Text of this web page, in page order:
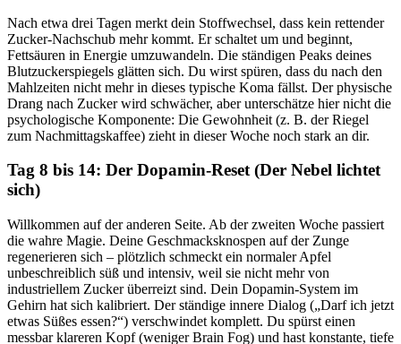
Nach etwa drei Tagen merkt dein Stoffwechsel, dass kein rettender
Zucker-Nachschub mehr kommt. Er schaltet um und beginnt,
Fettsäuren in Energie umzuwandeln. Die ständigen Peaks deines
Blutzuckerspiegels glätten sich. Du wirst spüren, dass du nach den
Mahlzeiten nicht mehr in dieses typische Koma fällst. Der physische
Drang nach Zucker wird schwächer, aber unterschätze hier nicht die
psychologische Komponente: Die Gewohnheit (z. B. der Riegel
zum Nachmittagskaffee) zieht in dieser Woche noch stark an dir.
Tag 8 bis 14: Der Dopamin-Reset (Der Nebel lichtet
sich)
Willkommen auf der anderen Seite. Ab der zweiten Woche passiert
die wahre Magie. Deine Geschmacksknospen auf der Zunge
regenerieren sich – plötzlich schmeckt ein normaler Apfel
unbeschreiblich süß und intensiv, weil sie nicht mehr von
industriellem Zucker überreizt sind. Dein Dopamin-System im
Gehirn hat sich kalibriert. Der ständige innere Dialog („Darf ich jetzt
etwas Süßes essen?“) verschwindet komplett. Du spürst einen
messbar klareren Kopf (weniger Brain Fog) und hast konstante, tiefe